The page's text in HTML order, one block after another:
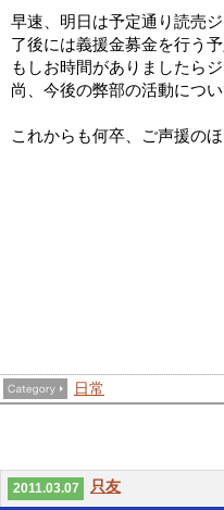
早速、明日は予定通り読売
了後には義援金募金を行う
もしお時間がありましたら
尚、今後の弊部の活動につ
これからも何卒、ご声援の
日常
2011.03.07 只友